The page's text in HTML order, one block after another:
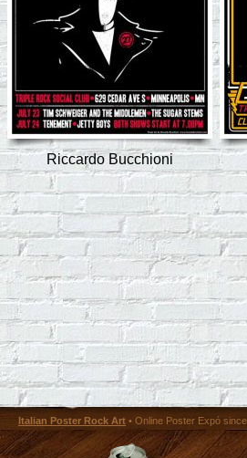
Riccardo Bucchioni
Italian Poster Rock Art • Online Poster Expó